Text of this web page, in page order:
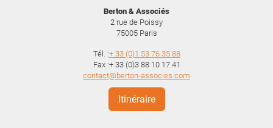
Berton & Associés
2 rue de Poissy
75005 Paris
Tél. :+ 33 (0)1 53 76 35 88
Fax :+ 33 (0)3 88 10 17 41
contact@berton-associes.com
Itinéraire